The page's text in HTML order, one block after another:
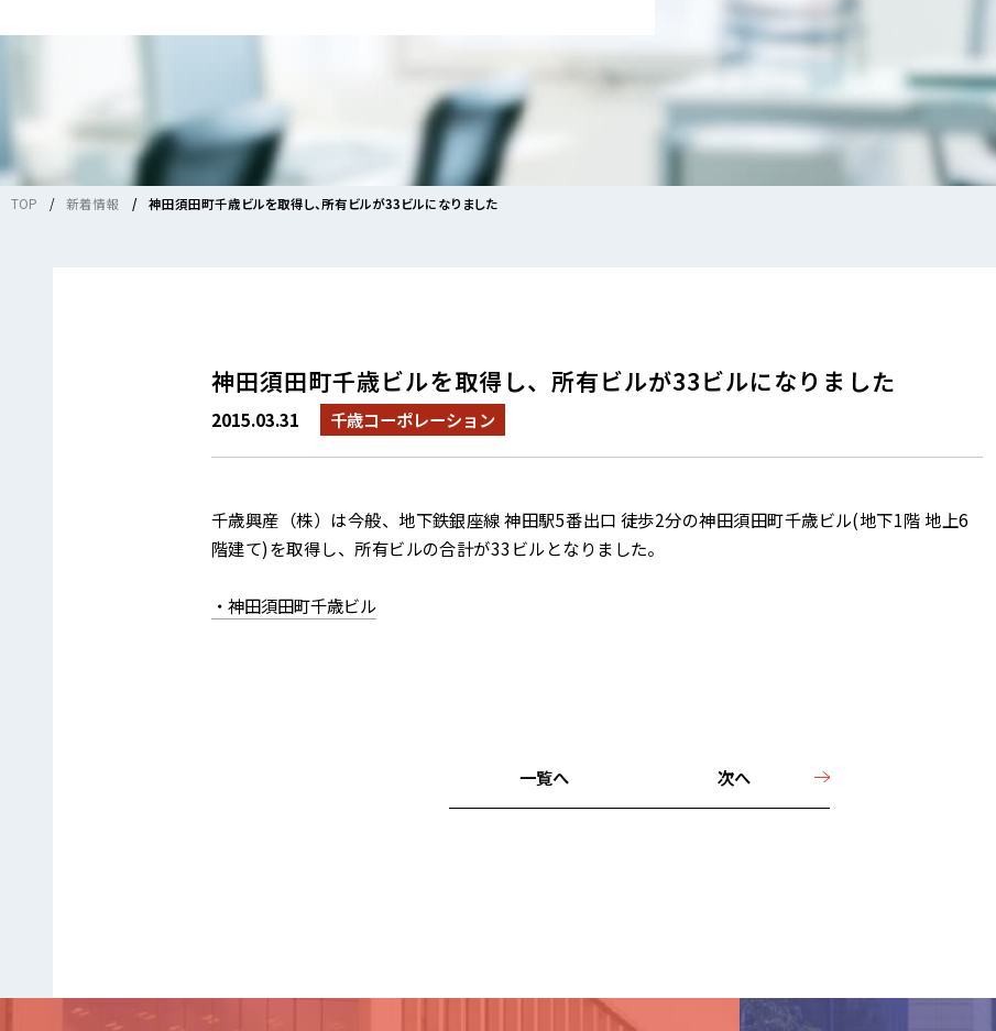
TOP 新着情報 神田須田町千歳ビルを取得し、所有ビルが33ビルになりました
神田須田町千歳ビルを取得し、所有ビルが33ビルになりました
2015.03.31 千歳コーポレーション
千歳興産（株）は今般、地下鉄銀座線 神田駅5番出口 徒歩2分の神田須田町千歳ビル(地下1階 地上6
階建て)を取得し、所有ビルの合計が33ビルとなりました。
・神田須田町千歳ビル
一覧へ 次へ